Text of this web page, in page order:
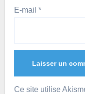
E-mail *
Ce site utilise